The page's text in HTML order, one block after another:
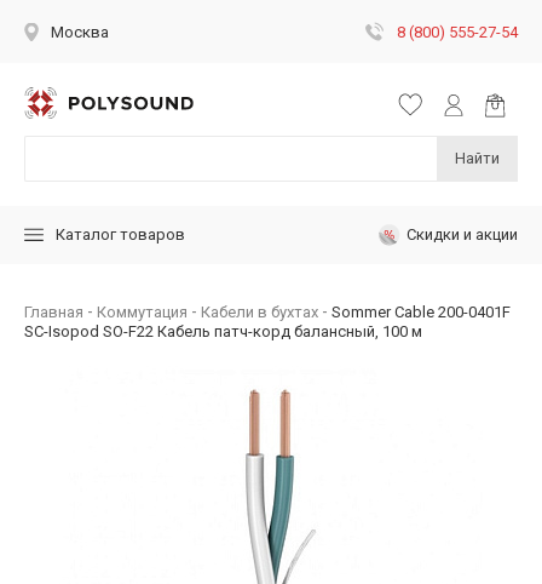
Москва 8 (800) 555-27-54
Найти
Каталог товаров Скидки и акции
Главная Коммутация Кабели в бухтах
Sommer Cable 200-0401F
SC-Isopod SO-F22 Кабель патч-корд балансный, 100 м